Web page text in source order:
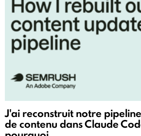
J'ai reconstruit notre
de contenu dans Claude